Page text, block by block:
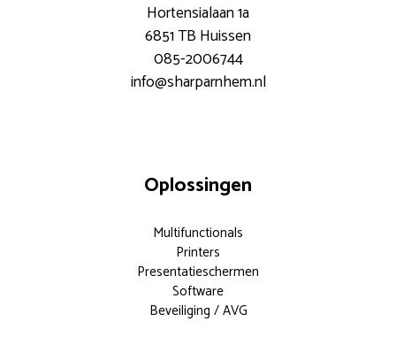
Hortensialaan 1a
6851 TB Huissen
085-2006744
info@sharparnhem.nl
Oplossingen
Multifunctionals
Printers
Presentatieschermen
Software
Beveiliging / AVG